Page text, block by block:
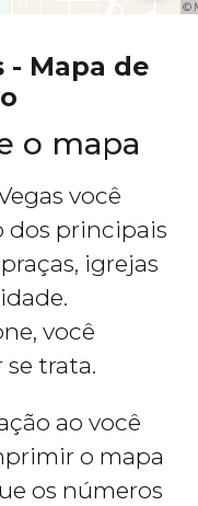
- Mapa de
o mapa
você
dos principais
igrejas
você
se trata.
ao você
o mapa
os números